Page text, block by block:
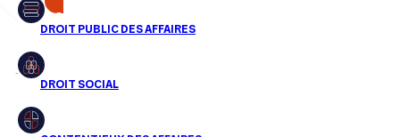
Droit public des affaires
Droit social
Droit immobilier
transactions, jour après
jour
Aucun résultats pour cette recherche